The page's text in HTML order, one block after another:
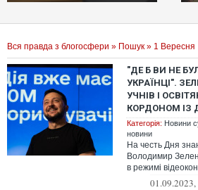
Вся правда з блогосфери » Пошук » 1 Вересня
"ДЕ Б ВИ НЕ
УКРАЇНЦІ".
УЧНІВ І
КОРДОНОМ ІЗ
Категорія: Новини
новини
На честь Дня
Володимир
в режимі
учнями та